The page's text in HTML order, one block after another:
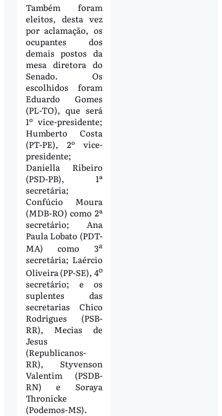
Também foram
eleitos, desta vez
por aclamação, os
ocupantes dos
demais postos da
mesa diretora do
Senado. Os
escolhidos foram
Eduardo Gomes
(PL-TO), que será
1º vice-presidente;
Humberto Costa
(PT-PE), 2º vice-
presidente;
Daniella Ribeiro
(PSD-PB), 1ª
secretária;
Confúcio Moura
(MDB-RO) como 2ª
secretário; Ana
Paula Lobato (PDT-
MA) como 3a
secretária; Laércio
Oliveira (PP-SE), 4o
secretário; e os
suplentes das
secretarias Chico
Rodrigues (PSB-
RR), Mecias de
Jesus
(Republicanos-
RR), Styvenson
Valentim (PSDB-
RN) e Soraya
Thronicke
(Podemos-MS).